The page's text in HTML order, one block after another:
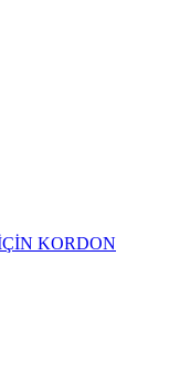
KORDON